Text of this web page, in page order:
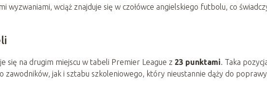
wyzwaniami, wciąż znajduje się w czołówce angielskiego futbolu, co
się na drugim miejscu w tabeli Premier League z 23 punktami. Taka
zawodników, jak i sztabu szkoleniowego, który nieustannie dąży do